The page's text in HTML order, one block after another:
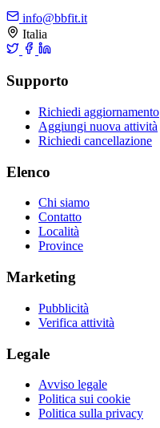
info@bbfit.it
Italia
Supporto
Richiedi aggiornamento
Aggiungi nuova attività
Richiedi cancellazione
Elenco
Chi siamo
Contatto
Località
Province
Marketing
Pubblicità
Verifica attività
Legale
Avviso legale
Politica sui cookie
Politica sulla privacy